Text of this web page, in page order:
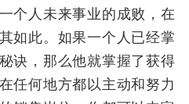
个人未来事业的成败，在
如此。如果一个人已经掌
诀，那么他就掌握了获得
任何地方都以主动和努力